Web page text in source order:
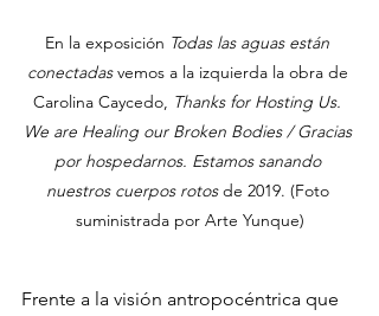
En la exposición Todas las aguas están
conectadas vemos a la izquierda la obra de
Carolina Caycedo, Thanks for Hosting Us.
We are Healing our Broken Bodies / Gracias
por hospedarnos. Estamos sanando
nuestros cuerpos rotos de 2019. (Foto
suministrada por Arte Yunque)
Frente a la visión antropocéntrica que